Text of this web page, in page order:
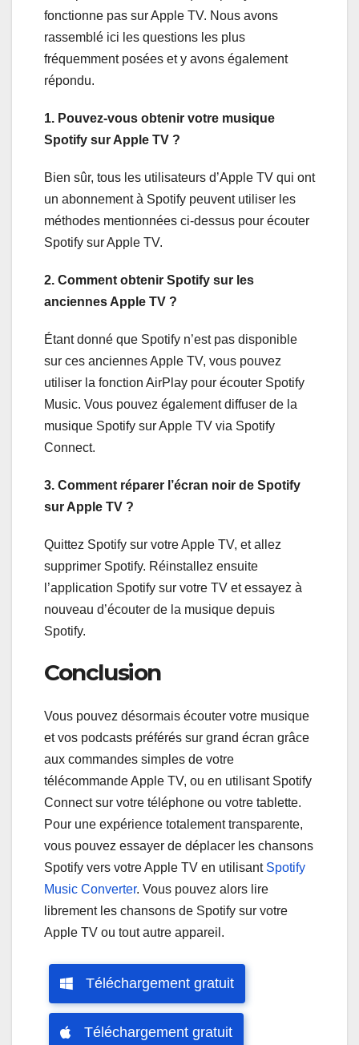
fonctionne pas sur Apple TV. Nous avons
rassemblé ici les questions les plus
fréquemment posées et y avons également
répondu.
1. Pouvez-vous obtenir votre musique
Spotify sur Apple TV ?
Bien sûr, tous les utilisateurs d’Apple TV qui ont
un abonnement à Spotify peuvent utiliser les
méthodes mentionnées ci-dessus pour écouter
Spotify sur Apple TV.
2. Comment obtenir Spotify sur les
anciennes Apple TV ?
Étant donné que Spotify n’est pas disponible
sur ces anciennes Apple TV, vous pouvez
utiliser la fonction AirPlay pour écouter Spotify
Music. Vous pouvez également diffuser de la
musique Spotify sur Apple TV via Spotify
Connect.
3. Comment réparer l’écran noir de Spotify
sur Apple TV ?
Quittez Spotify sur votre Apple TV, et allez
supprimer Spotify. Réinstallez ensuite
l’application Spotify sur votre TV et essayez à
nouveau d’écouter de la musique depuis
Spotify.
Conclusion
Vous pouvez désormais écouter votre musique
et vos podcasts préférés sur grand écran grâce
aux commandes simples de votre
télécommande Apple TV, ou en utilisant Spotify
Connect sur votre téléphone ou votre tablette.
Pour une expérience totalement transparente,
vous pouvez essayer de déplacer les chansons
Spotify vers votre Apple TV en utilisant Spotify
Music Converter. Vous pouvez alors lire
librement les chansons de Spotify sur votre
Apple TV ou tout autre appareil.
Téléchargement gratuit
Téléchargement gratuit